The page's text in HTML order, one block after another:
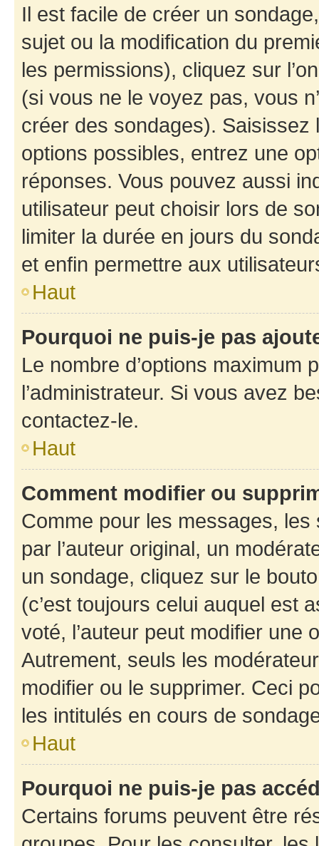
Il est facile de créer un
sujet ou la modification du
les permissions), cliquez sur
(si vous ne le voyez pas, vous
créer des sondages).
options possibles, entrez une
réponses. Vous pouvez aussi
utilisateur peut choisir lors de
limiter la durée en jours du
et enfin permettre aux
Haut
Pourquoi ne puis-je pas
Le nombre d’options maximum
l’administrateur. Si vous avez
contactez-le.
Haut
Comment modifier ou
Comme pour les messages,
par l’auteur original, un
un sondage, cliquez sur le
(c’est toujours celui auquel est
voté, l’auteur peut modifier une
Autrement, seuls les
modifier ou le supprimer. Ceci
les intitulés en cours de
Haut
Pourquoi ne puis-je pas
Certains forums peuvent être